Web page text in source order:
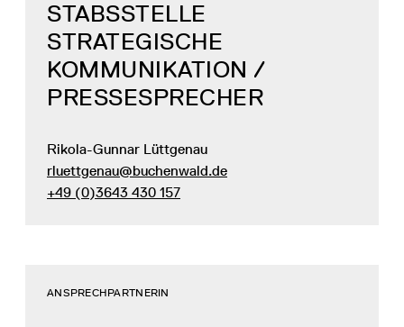
STABSSTELLE
STRATEGISCHE
KOMMUNIKATION /
PRESSESPRECHER
Rikola-Gunnar Lüttgenau
rluettgenau@buchenwald.de
+49 (0)3643 430 157
ANSPRECHPARTNERIN